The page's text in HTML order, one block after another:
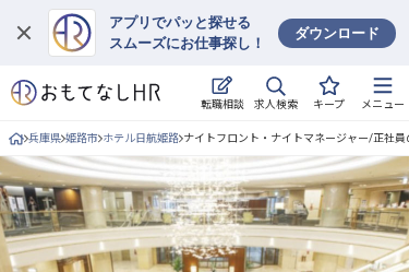
アプリでパッと探せる
スムーズにお仕事探し！
ダウンロード
転職相談 求人検索 キープ メニュー
ログイン
求人・施設を探す
キープした求人
就職・転職 合同説明会
兵庫県 姫路市 ホテル日航姫路 ナイトフロント・ナイトマネージャー/正社員